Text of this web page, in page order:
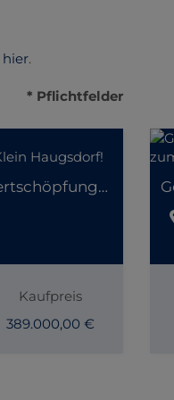
hier.
* Pflichtfelder
Lukratives Objekt mit Wertschöpfungspotenzial in Klein Haugsdorf!
Kaufpreis
389.000,00 €